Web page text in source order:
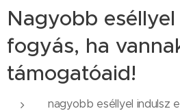
Nagyobb
fogyás, ha
támogatóaid!
nagyobb eséllyel indulsz